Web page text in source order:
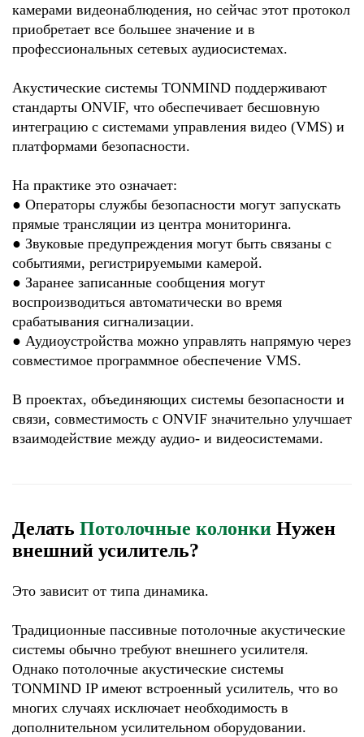
камерами видеонаблюдения, но сейчас этот протокол
приобретает все большее значение и в
профессиональных сетевых аудиосистемах.
Акустические системы TONMIND поддерживают
стандарты ONVIF, что обеспечивает бесшовную
интеграцию с системами управления видео (VMS) и
платформами безопасности.
На практике это означает:
● Операторы службы безопасности могут запускать
прямые трансляции из центра мониторинга.
● Звуковые предупреждения могут быть связаны с
событиями, регистрируемыми камерой.
● Заранее записанные сообщения могут
воспроизводиться автоматически во время
срабатывания сигнализации.
● Аудиоустройства можно управлять напрямую через
совместимое программное обеспечение VMS.
В проектах, объединяющих системы безопасности и
связи, совместимость с ONVIF значительно улучшает
взаимодействие между аудио- и видеосистемами.
Делать Потолочные колонки Нужен
внешний усилитель?
Это зависит от типа динамика.
Традиционные пассивные потолочные акустические
системы обычно требуют внешнего усилителя.
Однако потолочные акустические системы
TONMIND IP имеют встроенный усилитель, что во
многих случаях исключает необходимость в
дополнительном усилительном оборудовании.